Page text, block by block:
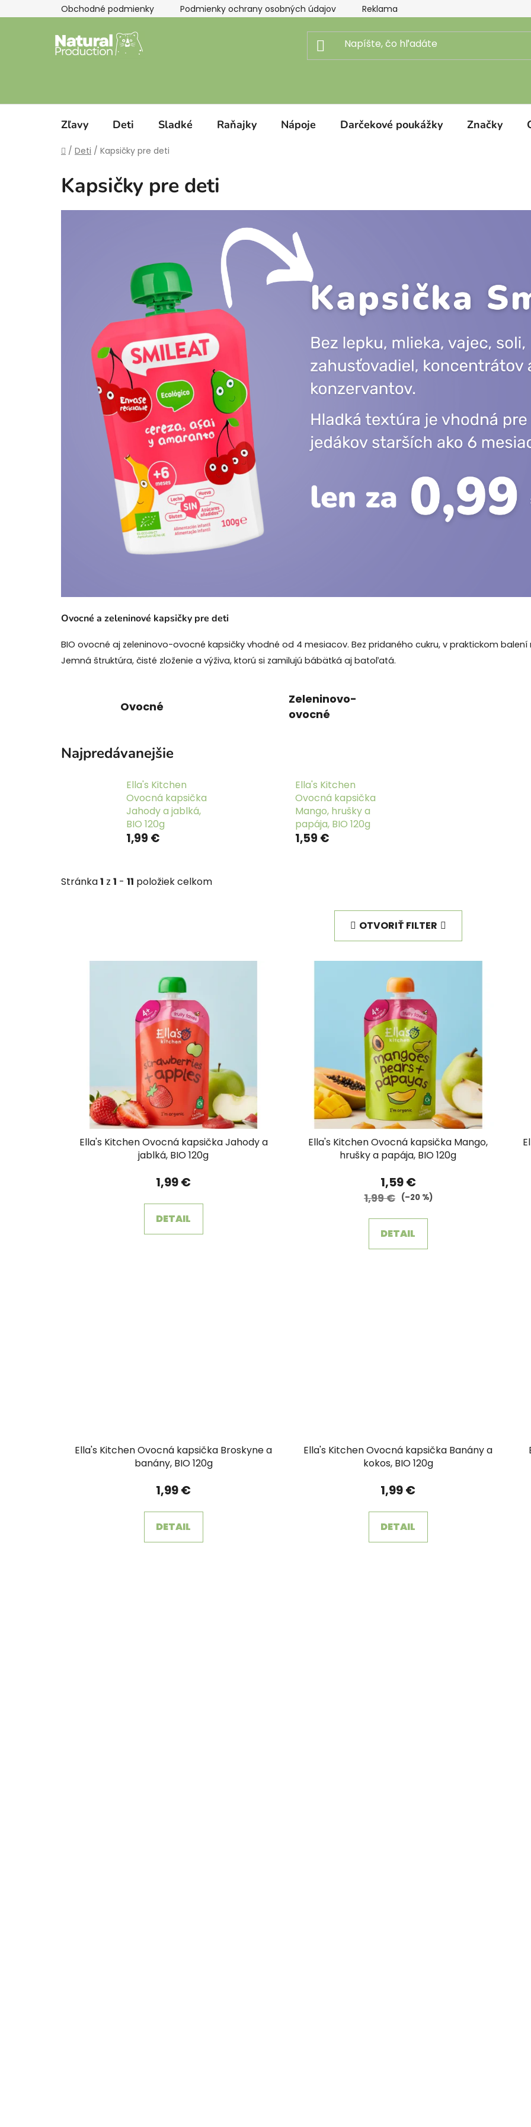
na
Obchodné podmienky Podmienky ochrany osobných údajov Reklamačný poriadok
Zľavy Deti Sladké Raňajky Nápoje Darčekové poukážky Značky
Domov
/ Deti / Kapsičky pre deti
Kapsičky pre deti
Ovocné a zeleninové kapsičky pre deti
BIO ovocné aj zeleninovo-ovocné kapsičky vhodné od 4 mesiacov. Bez pridaného cukru, v praktickom
Jemná štruktúra, čisté zloženie a výživa, ktorú si zamilujú bábätká aj batoľatá.
Ovocné
Zeleninovo-
ovocné
Najpredávanejšie
Ella's Kitchen
Ovocná kapsička
Jahody a jablká,
BIO 120g
1,99 €
Ella's Kitchen
Ovocná kapsička
Mango, hrušky a
papája, BIO 120g
1,59 €
Stránka1 z 1 - 11 položiek celkom
OTVORIŤ FILTER
Ella's Kitchen Ovocná kapsička Jahody a
jablká, BIO 120g
1,99 €
DETAIL
Ella's Kitchen Ovocná kapsička Mango,
hrušky a papája, BIO 120g
1,59 €
1,99 € (–20 %)
DETAIL
Ella's Kitchen Ovocná kapsička Broskyne a
banány, BIO 120g
1,99 €
DETAIL
Ella's Kitchen Ovocná kapsička Banány a
kokos, BIO 120g
1,99 €
DETAIL